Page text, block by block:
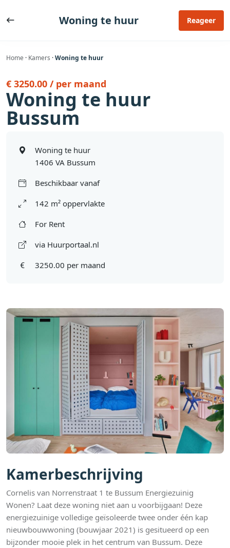
naar
Woning te huur Reageer
Home · Kamers ·Woning te huur
Kamerbeschrijving
Cornelis van Norrenstraat 1 te Bussum Energiezuinig
Wonen? Laat deze woning niet aan u voorbijgaan! Deze
energiezuinige volledige geïsoleerde twee onder één kap
nieuwbouwwoning (bouwjaar 2021) is gesitueerd op een
bijzonder mooie plek in het centrum van Bussum. Deze
€ 3250.00 / per maand
Woning te huur
Bussum
Woning te huur
1406 VA Bussum
Beschikbaar vanaf
142 m² oppervlakte
For Rent
via Huurportaal.nl
3250.00 per maand